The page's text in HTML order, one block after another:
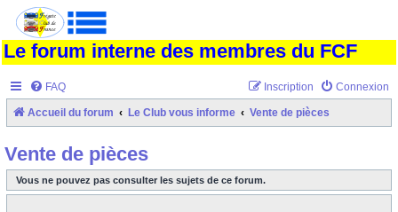
Le forum interne des membres du FCF
FAQ Connexion
Inscription
Accueil du forum Le Club vous informe Vente de pièces
Vente de pièces
Vous ne pouvez pas consulter les sujets de ce forum.